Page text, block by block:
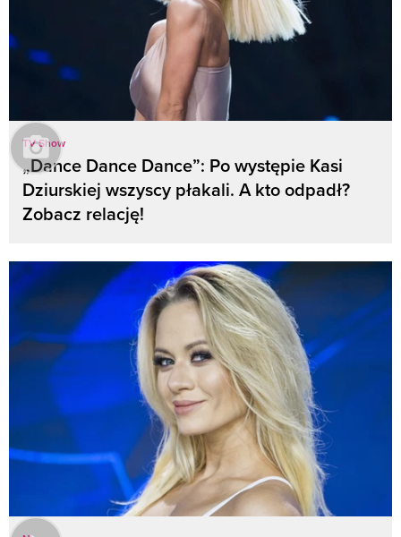
TV Show
„Dance Dance Dance”: Po występie Kasi
Dziurskiej wszyscy płakali. A kto odpadł?
Zobacz relację!